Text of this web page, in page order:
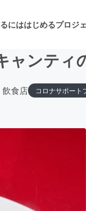
にははじめるプロジ
舞
フ
ャンティ
飲食店 コロナサポート